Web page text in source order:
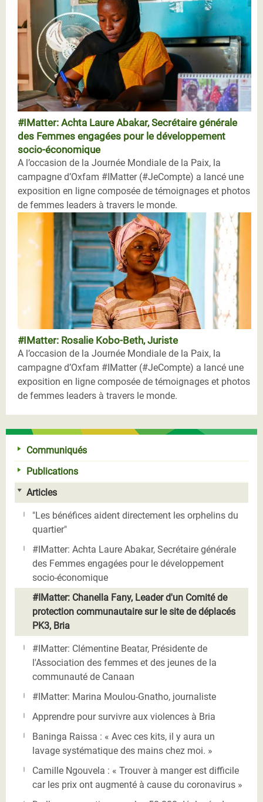
#IMatter: Achta Laure Abakar, Secrétaire générale
des Femmes engagées pour le développement
socio-économique
A l’occasion de la Journée Mondiale de la Paix, la
campagne d’Oxfam #IMatter (#JeCompte) a lancé une
exposition en ligne composée de témoignages et photos
de femmes leaders à travers le monde.
#IMatter: Rosalie Kobo-Beth, Juriste
A l’occasion de la Journée Mondiale de la Paix, la
campagne d’Oxfam #IMatter (#JeCompte) a lancé une
exposition en ligne composée de témoignages et photos
de femmes leaders à travers le monde.
Communiqués
Publications
Articles
"Les bénéfices aident directement les orphelins du
quartier"
#IMatter: Achta Laure Abakar, Secrétaire générale
des Femmes engagées pour le développement
socio-économique
#IMatter: Chanella Fany, Leader d'un Comité de
protection communautaire sur le site de déplacés
PK3, Bria
#IMatter: Clémentine Beatar, Présidente de
l'Association des femmes et des jeunes de la
communauté de Canaan
#IMatter: Marina Moulou-Gnatho, journaliste
Apprendre pour survivre aux violences à Bria
Baninga Raissa : « Avec ces kits, il y aura un
lavage systématique des mains chez moi. »
Camille Ngouvela : « Trouver à manger est difficile
car les prix ont augmenté à cause du coronavirus »